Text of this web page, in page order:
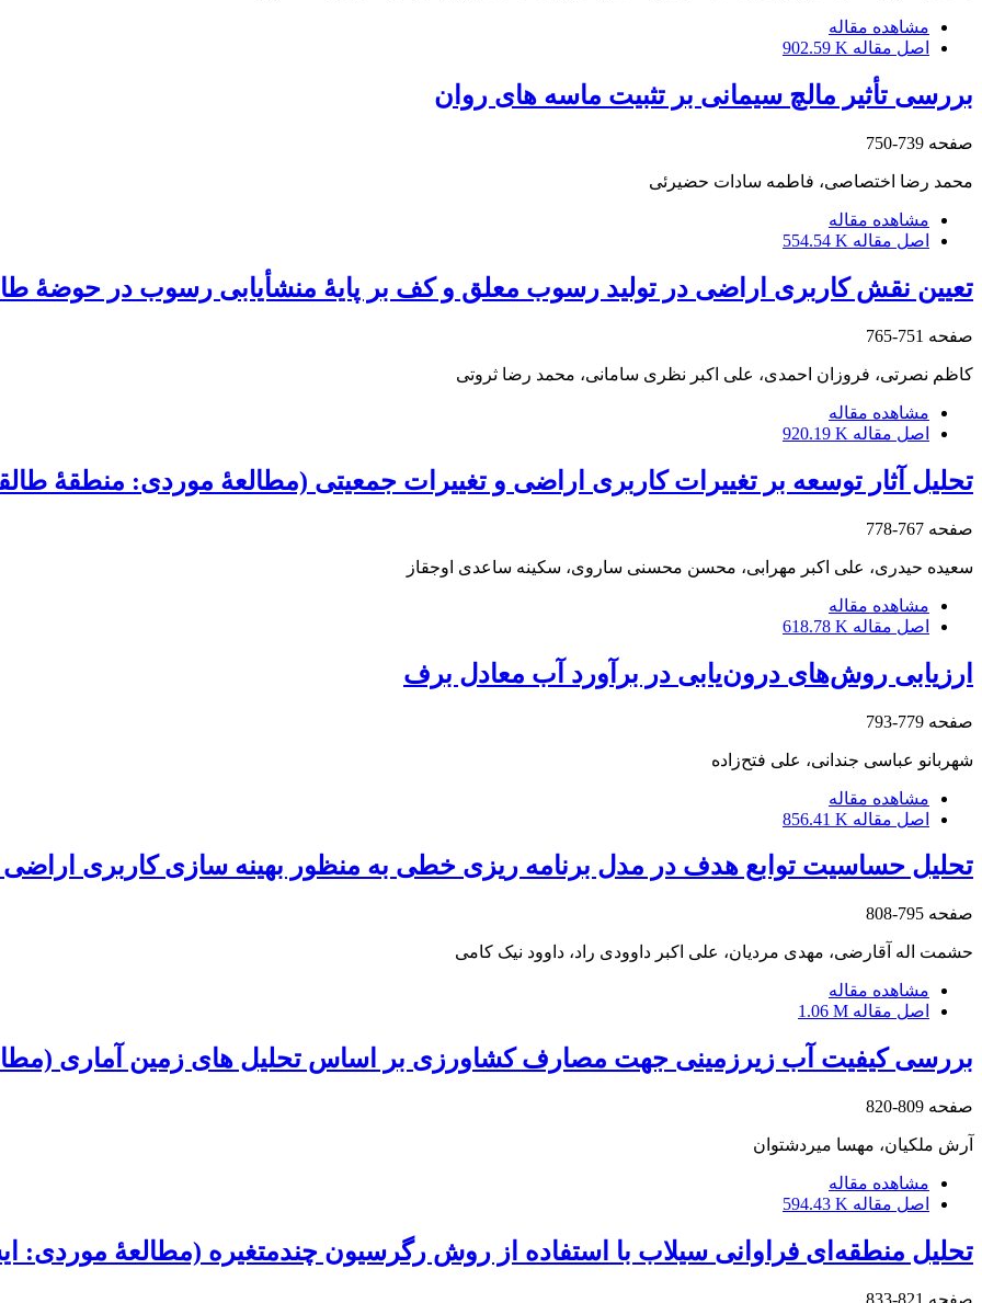
مشاهده مقاله
اصل مقاله 902.59 K
بررسی تأثیر مالچ سیمانی بر تثبیت ماسه های روان
صفحه 739-750
محمد رضا اختصاصی، فاطمه سادات حضیرئی
مشاهده مقاله
اصل مقاله 554.54 K
تعیین نقش کاربری‏ اراضی در تولید رسوب معلق و کف بر پایۀ منشأیابی رسوب در حوضۀ
صفحه 751-765
کاظم نصرتی، فروزان احمدی، علی اکبر نظری سامانی، محمد رضا ثروتی
مشاهده مقاله
اصل مقاله 920.19 K
تحلیل آثار توسعه بر تغییرات کاربری اراضی و تغییرات جمعیتی (مطالعۀ موردی: منطقۀ
صفحه 767-778
سعیده حیدری، علی اکبر مهرابی، محسن محسنی ساروی، سکینه ساعدی اوجقاز
مشاهده مقاله
اصل مقاله 618.78 K
ارزیابی روش‌های درون‌یابی در برآورد آب معادل برف
صفحه 779-793
شهربانو عباسی جندانی، علی فتح‌زاده
مشاهده مقاله
اصل مقاله 856.41 K
تحلیل حساسیت توابع هدف در مدل برنامه‏ ریزی خطی به‏ منظور بهینه‏ سازی کاربری
صفحه 795-808
حشمت اله آقارضی، مهدی مردیان، علی اکبر داوودی راد، داوود نیک کامی
مشاهده مقاله
اصل مقاله 1.06 M
بررسی کیفیت آب زیرزمینی جهت مصارف کشاورزی بر اساس تحلیل های زمین آماری
صفحه 809-820
آرش ملکیان، مهسا میردشتوان
مشاهده مقاله
اصل مقاله 594.43 K
تحلیل منطقه‌ای فراوانی سیلاب با استفاده از روش رگرسیون چند‌متغیره (مطالعۀ موردی:
صفحه 821-833